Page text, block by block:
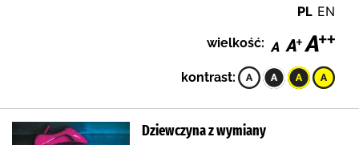
PL EN
wielkość:
kontrast:
Dziewczyna z wymiany